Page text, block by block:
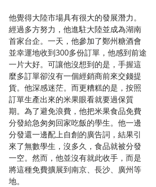
他覺得大陸市場具有很大的發展潛力。
經過多方努力，他進駐大陸並成為湖南
首家台企。一天，他參加了鄭州糖酒會
並幸運地收到300多份訂單，他感到前途
一片大好。可讓他沒想到的是，手握這
麼多訂單卻沒有一個經銷商前來交錢提
貨。他深感迷茫。而更糟糕的是，按照
訂單生產出來的米果眼看就要過保質
期。為了避免浪費，他把米果食品免費
分發給急匆匆回家吃飯的學生。他一邊
分發還一邊配上自創的廣告詞，結果引
來了無數學生，沒多久，食品就被分發
一空。然而，他並沒有就此收手，而是
將這種免費擴展到南京、長沙、廣州等
地。